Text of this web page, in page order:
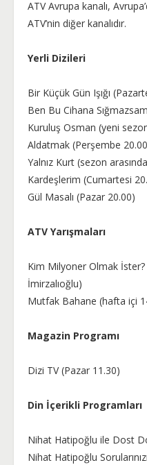
ATV Avrupa kanalı,
ATV’nin diğer kanalıdır.
Yerli Dizileri
Bir Küçük Gün Işığı
Ben Bu Cihana
Kuruluş Osman (yeni
Aldatmak (Perşembe
Yalnız Kurt (sezon
Kardeşlerim (Cumartesi
Gül Masalı (Pazar 20.00)
ATV Yarışmaları
Kim Milyoner Olmak
İmirzalıoğlu)
Mutfak Bahane (hafta içi
Magazin Programı
Dizi TV (Pazar 11.30)
Din İçerikli Programları
Nihat Hatipoğlu ile Dost
Nihat Hatipoğlu